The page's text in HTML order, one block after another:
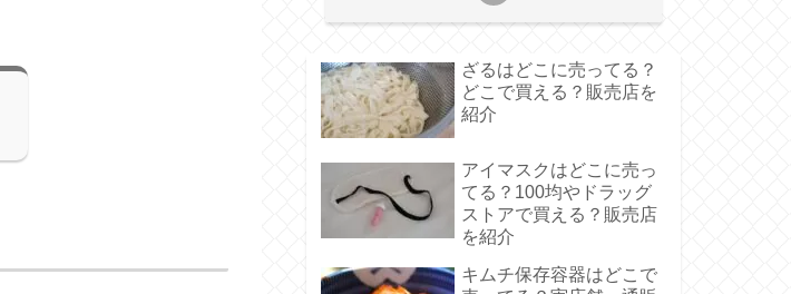
ざるはどこに売ってる？
どこで買える？販売店を
紹介
アイマスクはどこに売っ
てる？100均やドラッグ
ストアで買える？販売店
を紹介
キムチ保存容器はどこで